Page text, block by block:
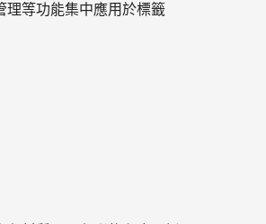
理等功能集中應用於標籤